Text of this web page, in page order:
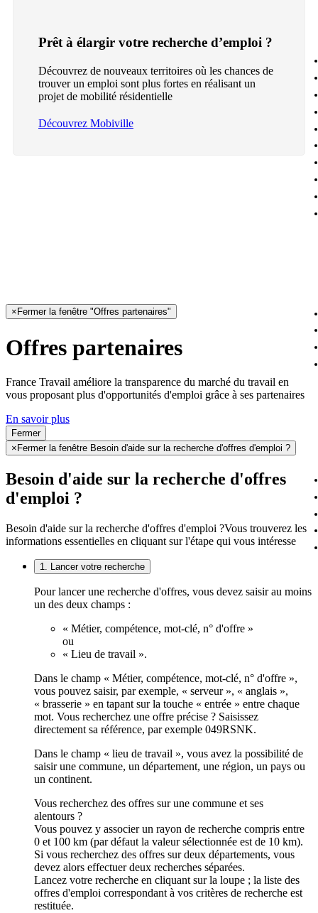
Prêt à élargir votre recherche d’emploi ?
Découvrez de nouveaux territoires où les chances de
trouver un emploi sont plus fortes en réalisant un
projet de mobilité résidentielle
Découvrez Mobiville
× Fermer la fenêtre "Offres partenaires"
Offres partenaires
France Travail améliore la transparence du marché du travail en
vous proposant plus d'opportunités d'emploi grâce à ses partenaires
En savoir plus
Fermer
× Fermer la fenêtre Besoin d'aide sur la recherche d'offres d'emploi ?
Besoin d'aide sur la recherche d'offres
d'emploi ?
Besoin d'aide sur la recherche d'offres d'emploi ?Vous trouverez les
informations essentielles en cliquant sur l'étape qui vous intéresse
1. Lancer votre recherche
Pour lancer une recherche d'offres, vous devez saisir au moins
un des deux champs :
« Métier, compétence, mot-clé, n° d'offre »
ou
« Lieu de travail ».
Dans le champ « Métier, compétence, mot-clé, n° d'offre »,
vous pouvez saisir, par exemple, « serveur », « anglais »,
« brasserie » en tapant sur la touche « entrée » entre chaque
mot. Vous recherchez une offre précise ? Saisissez
directement sa référence, par exemple 049RSNK.
Dans le champ « lieu de travail », vous avez la possibilité de
saisir une commune, un département, une région, un pays ou
un continent.
Vous recherchez des offres sur une commune et ses
alentours ?
Vous pouvez y associer un rayon de recherche compris entre
0 et 100 km (par défaut la valeur sélectionnée est de 10 km).
Si vous recherchez des offres sur deux départements, vous
devez alors effectuer deux recherches séparées.
Lancez votre recherche en cliquant sur la loupe ; la liste des
offres d'emploi correspondant à vos critères de recherche est
restituée.